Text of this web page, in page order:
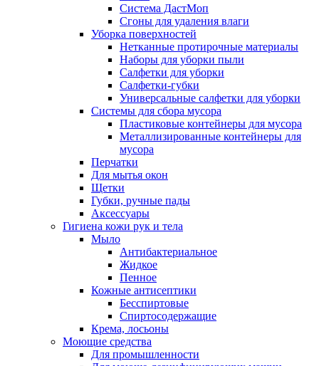
Система ДастМоп
Сгоны для удаления влаги
Уборка поверхностей
Нетканные протирочные материалы
Наборы для уборки пыли
Салфетки для уборки
Салфетки-губки
Универсальные салфетки для уборки
Системы для сбора мусора
Пластиковые контейнеры для мусора
Металлизированные контейнеры для
мусора
Перчатки
Для мытья окон
Щетки
Губки, ручные пады
Аксессуары
Гигиена кожи рук и тела
Мыло
Антибактериальное
Жидкое
Пенное
Кожные антисептики
Бесспиртовые
Cпиртосодержащие
Крема, лосьоны
Моющие средства
Для промышленности